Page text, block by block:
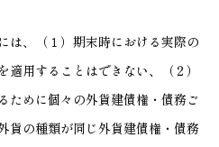
は、（１）期末時における実際の
用することはできない、（２）
ために個々の外貨建債権・債務ご
貨の種類が同じ外貨建債権・債務